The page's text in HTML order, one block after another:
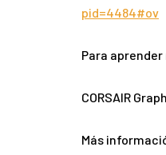
pid=4484#ov
Para aprender
CORSAIR
Más